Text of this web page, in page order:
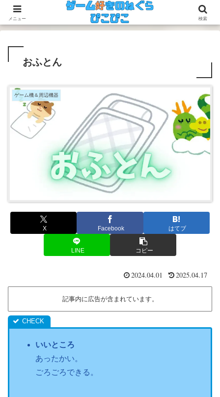
今のゲームも昔のゲームも面白い！
おふとん
ゲーム機＆周辺機器
X Facebook はてブ
LINE コピー
2024.04.01 2025.04.17
記事内に広告が含まれています。
いいところ
あったかい。
ごろごろできる。
メニュー 検索